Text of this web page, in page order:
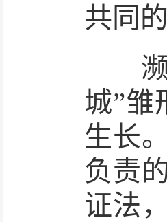
共同
濒临
城”雏
生长
负责
证法